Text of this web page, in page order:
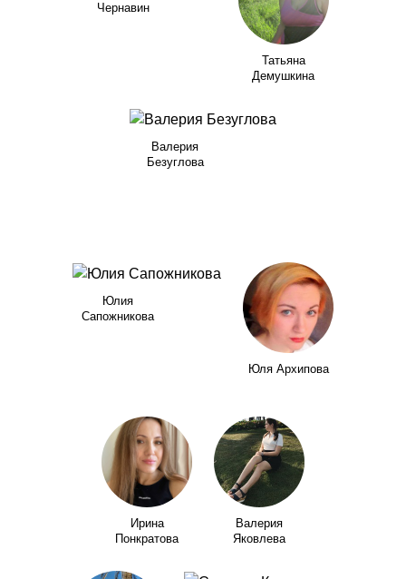
Чернавин
Татьяна
Демушкина
Валерия
Безуглова
Юлия
Сапожникова
Юля Архипова
Ирина
Понкратова
Валерия
Яковлева